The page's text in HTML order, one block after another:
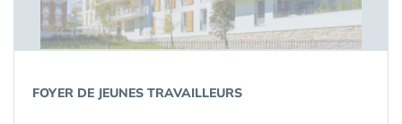
FOYER DE JEUNES TRAVAILLEURS